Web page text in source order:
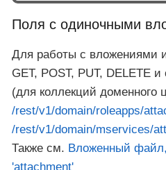
Поля с одиночными
Для работы с вложениями
GET, POST, PUT, DELETE
(для коллекций доменного
/rest/v1/domain/roleapps/
/rest/v1/domain/mservices/
Также см. Вложенный
'attachment'